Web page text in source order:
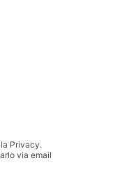
Privacy.
via email